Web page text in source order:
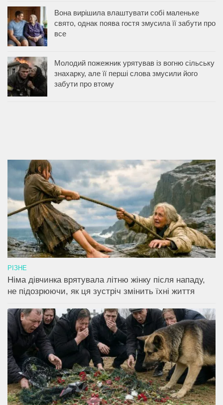
Вона вирішила влаштувати собі маленьке
свято, однак поява гостя змусила її забути про
все
Молодий пожежник урятував із вогню сільську
знахарку, але її перші слова змусили його
забути про втому
РІЗНЕ
Німа дівчинка врятувала літню жінку після нападу,
не підозрюючи, як ця зустріч змінить їхні життя